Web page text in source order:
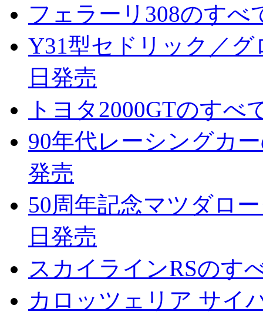
フェラーリ308のすべ
Y31型セドリック／グ
日発売
トヨタ2000GTのすべ
90年代レーシングカ
発売
50周年記念マツダロ
日発売
スカイラインRSのす
カロッツェリア サイ